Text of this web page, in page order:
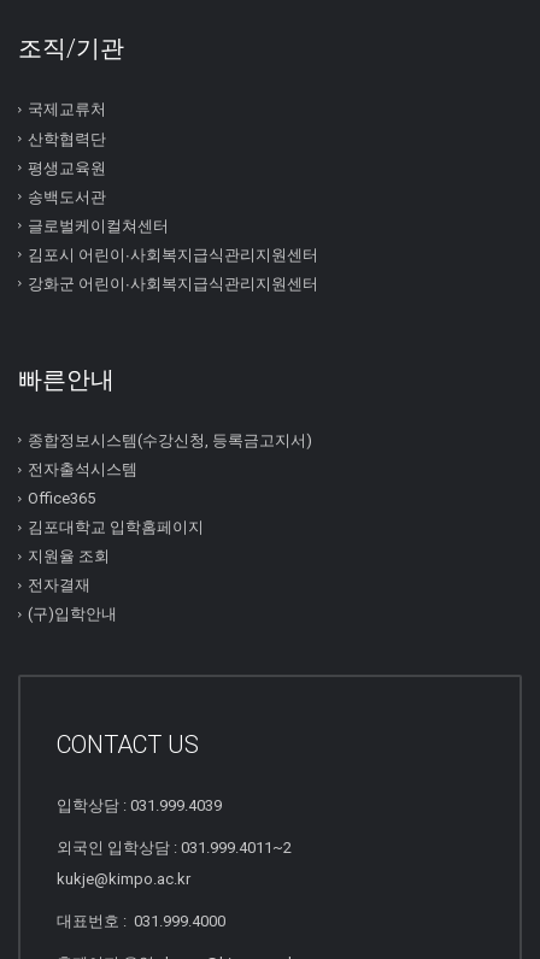
조직/기관
국제교류처
산학협력단
평생교육원
송백도서관
글로벌케이컬쳐센터
김포시 어린이∙사회복지급식관리지원센터
강화군 어린이∙사회복지급식관리지원센터
빠른안내
종합정보시스템(수강신청, 등록금고지서)
전자출석시스템
Office365
김포대학교 입학홈페이지
지원율 조회
전자결재
(구)입학안내
CONTACT US
입학상담 : 031.999.4039
외국인 입학상담 : 031.999.4011~2
kukje@kimpo.ac.kr
대표번호 : 031.999.4000